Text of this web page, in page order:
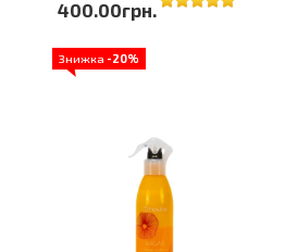
400.00грн.
Знижка -20%